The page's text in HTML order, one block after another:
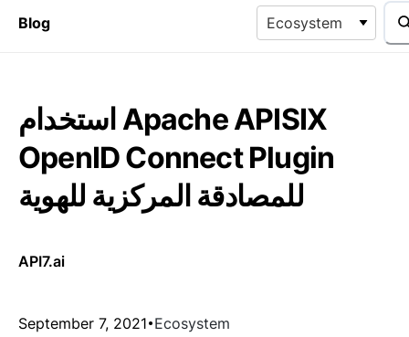
Blog Ecosystem
استخدام Apache APISIX
OpenID Connect Plugin
للمصادقة المركزية للهوية
API7.ai
September 7, 2021 Ecosystem